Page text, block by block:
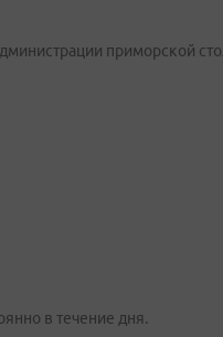
приморской
в течение дня.